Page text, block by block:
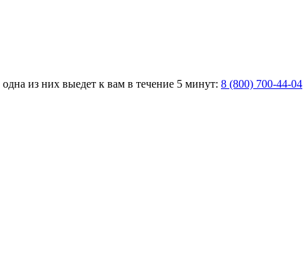
из них выедет к вам в течение 5 минут: 8 (800) 700-44-04